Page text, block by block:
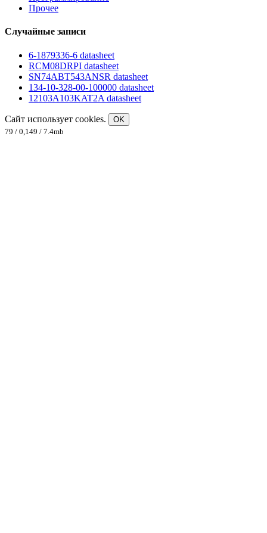
Прочее
Случайные записи
6-1879336-6 datasheet
RCM08DRPI datasheet
SN74ABT543ANSR datasheet
134-10-328-00-100000 datasheet
12103A103KAT2A datasheet
Сайт использует cookies.
OK
79 / 0,149 / 7.4mb